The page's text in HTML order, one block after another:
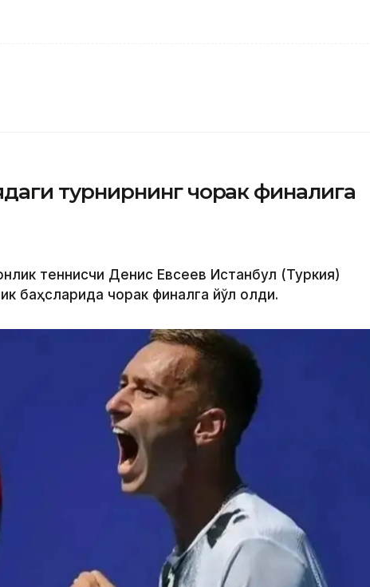
турнирнинг чорак финалига
теннисчи Денис Евсеев Истанбул (Туркия)
баҳсларида чорак финалга йўл олди.